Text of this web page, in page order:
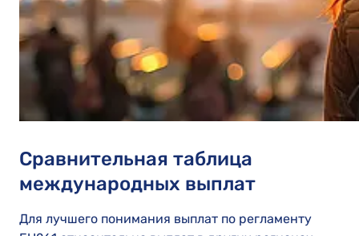
Сравнительная таблица
международных выплат
Для лучшего понимания выплат по регламенту